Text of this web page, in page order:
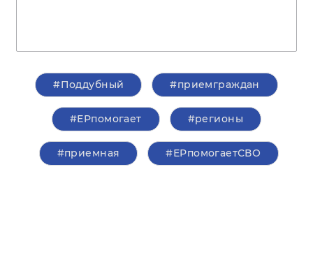
#Поддубный #приемграждан
#ЕРпомогает #регионы
#приемная #ЕРпомогаетСВО